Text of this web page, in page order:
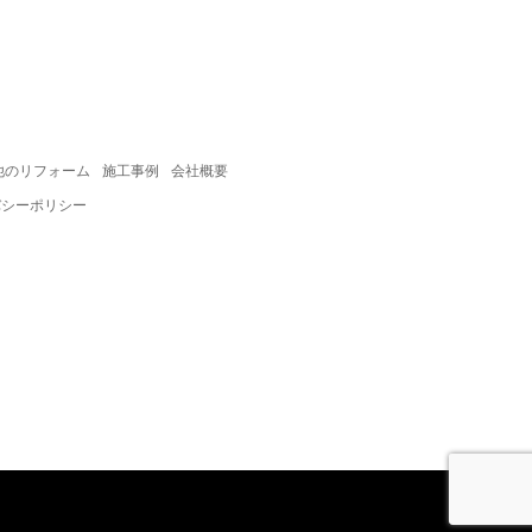
のリフォーム 施工事例
会社概要
ーポリシー